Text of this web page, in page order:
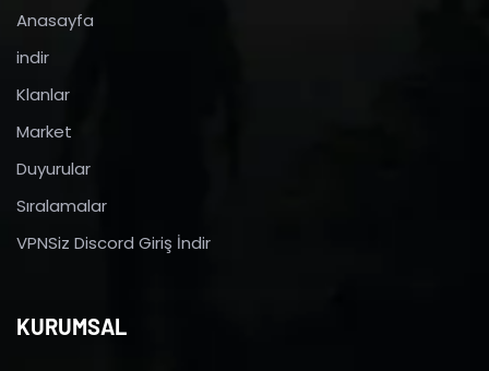
Anasayfa
indir
Klanlar
Market
Duyurular
Sıralamalar
VPNSiz Discord Giriş İndir
KURUMSAL